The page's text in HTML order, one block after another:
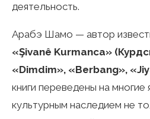
деятельность.
Арабэ Шамо — автор
«Şivanê Kurmanca»
«Dimdim», «Berbang»,
книги переведены на многие
культурным наследием не